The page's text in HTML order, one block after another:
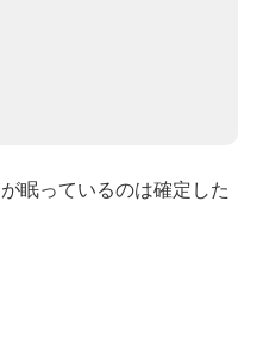
眠っているのは確定した